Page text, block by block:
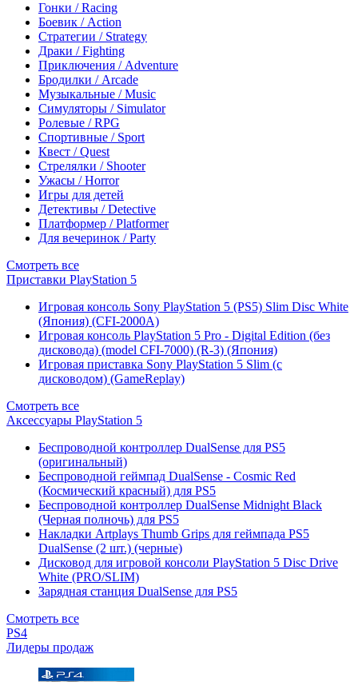
Гонки / Racing
Боевик / Action
Стратегии / Strategy
Драки / Fighting
Приключения / Adventure
Бродилки / Arcade
Музыкальные / Music
Симуляторы / Simulator
Ролевые / RPG
Спортивные / Sport
Квест / Quest
Стрелялки / Shooter
Ужасы / Horror
Игры для детей
Детективы / Detective
Платформер / Platformer
Для вечеринок / Party
Смотреть все
Приставки PlayStation 5
Игровая консоль Sony PlayStation 5 (PS5) Slim Disc White
(Япония) (CFI-2000A)
Игровая консоль PlayStation 5 Pro - Digital Edition (без
дисковода) (model CFI-7000) (R-3) (Япония)
Игровая приставка Sony PlayStation 5 Slim (с
дисководом) (GameReplay)
Смотреть все
Аксессуары PlayStation 5
Беспроводной контроллер DualSense для PS5
(оригинальный)
Беспроводной геймпад DualSense - Cosmic Red
(Космический красный) для PS5
Беспроводной контроллер DualSense Midnight Black
(Черная полночь) для PS5
Накладки Artplays Thumb Grips для геймпада PS5
DualSense (2 шт.) (черные)
Дисковод для игровой консоли PlayStation 5 Disc Drive
White (PRO/SLIM)
Зарядная станция DualSense для PS5
Смотреть все
PS4
Лидеры продаж